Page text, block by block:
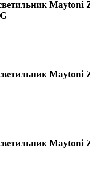
Maytoni
Maytoni
Maytoni